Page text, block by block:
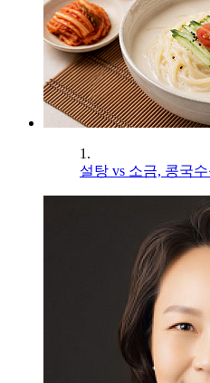
1.
설탕 vs 소금, 콩국